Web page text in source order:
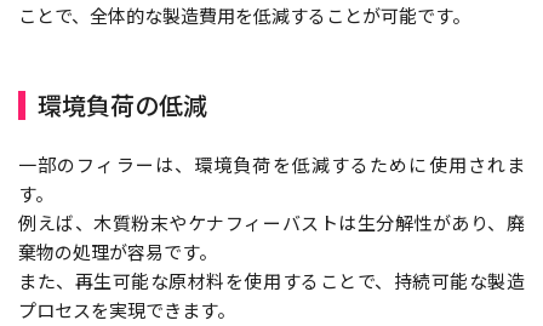
ことで、全体的な製造費用を低減することが可能です。
環境負荷の低減
一部のフィラーは、環境負荷を低減するために使用されま
す。
例えば、木質粉末やケナフィーバストは生分解性があり、廃
棄物の処理が容易です。
また、再生可能な原材料を使用することで、持続可能な製造
プロセスを実現できます。